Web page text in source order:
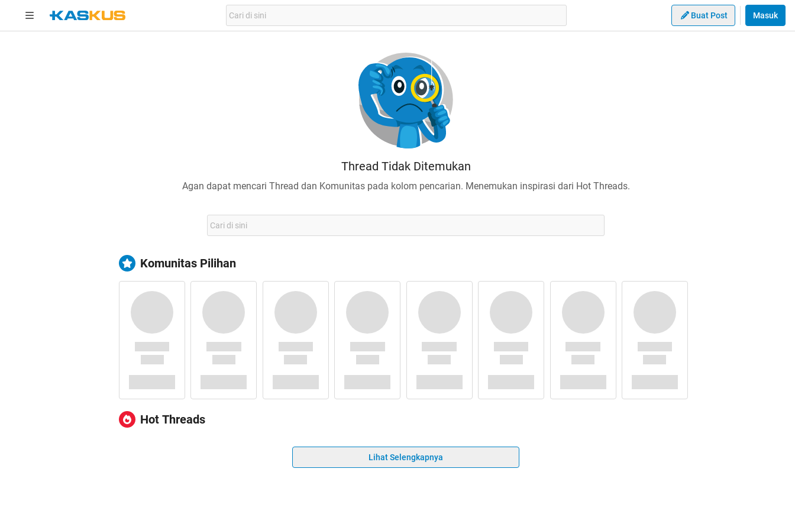
Buat Post Masuk
Thread Tidak Ditemukan
Agan dapat mencari Thread dan Komunitas pada kolom pencarian. Menemukan inspirasi dari Hot Threads.
Komunitas Pilihan
Hot Threads
Lihat Selengkapnya